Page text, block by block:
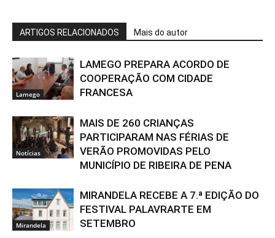
ARTIGOS RELACIONADOS Mais do autor
Lamego
LAMEGO PREPARA ACORDO DE
COOPERAÇÃO COM CIDADE
FRANCESA
Notícias
MAIS DE 260 CRIANÇAS
PARTICIPARAM NAS FÉRIAS DE
VERÃO PROMOVIDAS PELO
MUNICÍPIO DE RIBEIRA DE PENA
Mirandela
MIRANDELA RECEBE A 7.ª EDIÇÃO DO
FESTIVAL PALAVRARTE EM
SETEMBRO